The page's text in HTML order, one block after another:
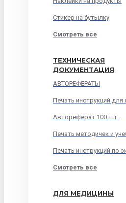
Стикер на бутылку
Смотреть все
ТЕХНИЧЕСКАЯ
ДОКУМЕНТАЦИЯ
АВТОРЕФЕРАТЫ
Печать инструкций для
Автореферат 100 шт.
Печать методичек и
Печать инструкций по
Смотреть все
ДЛЯ МЕДИЦИНЫ